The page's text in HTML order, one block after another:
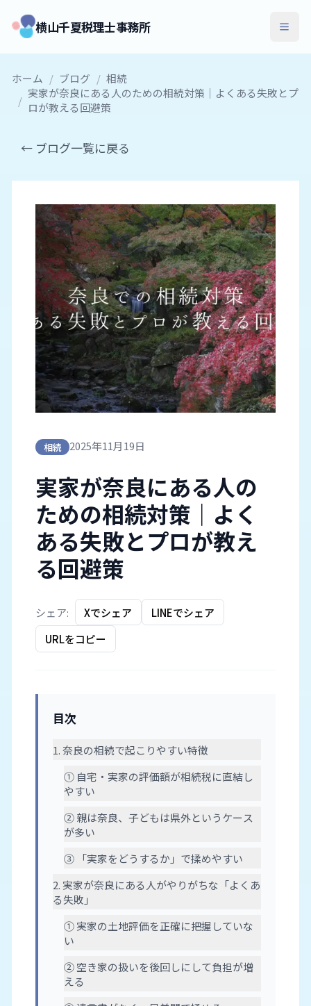
横山千夏税理士事務所
ホーム / ブログ / 相続
/ 実家が奈良にある人のための相続対策｜よくある失敗とプ
ロが教える回避策
← ブログ一覧に戻る
相続 2025年11月19日
実家が奈良にある人の
ための相続対策｜よく
ある失敗とプロが教え
る回避策
シェア: Xでシェア
LINEでシェア
URLをコピー
目次
1. 奈良の相続で起こりやすい特徴
① 自宅・実家の評価額が相続税に直結し
やすい
② 親は奈良、子どもは県外というケース
が多い
③ 「実家をどうするか」で揉めやすい
2. 実家が奈良にある人がやりがちな「よくあ
る失敗」
① 実家の土地評価を正確に把握していな
い
② 空き家の扱いを後回しにして負担が増
える